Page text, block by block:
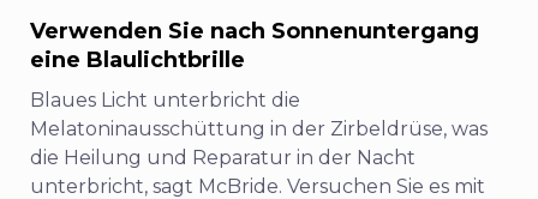
Verwenden Sie nach Sonnenuntergang
eine Blaulichtbrille
Blaues Licht unterbricht die
Melatoninausschüttung in der Zirbeldrüse, was
die Heilung und Reparatur in der Nacht
unterbricht, sagt McBride. Versuchen Sie es mit